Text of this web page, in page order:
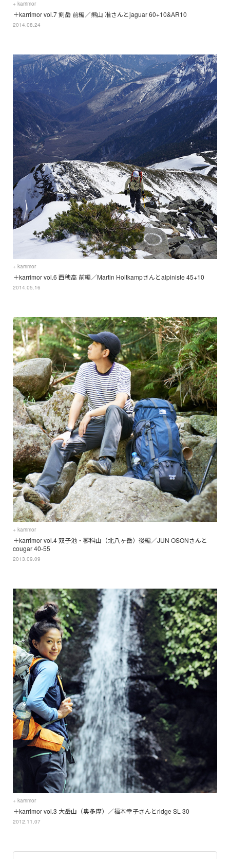
+ karrimor
＋karrimor vol.7 剣岳 前編／熊山 准さんとjaguar 60+10&AR10
2014.08.24
+ karrimor
＋karrimor vol.6 西穂高 前編／Martin Holtkampさんとalpiniste 45+10
2014.05.16
+ karrimor
＋karrimor vol.4 双子池・蓼科山（北八ヶ岳）後編／JUN OSONさんと
cougar 40-55
2013.09.09
+ karrimor
＋karrimor vol.3 大岳山（奥多摩）／福本幸子さんとridge SL 30
2012.11.07